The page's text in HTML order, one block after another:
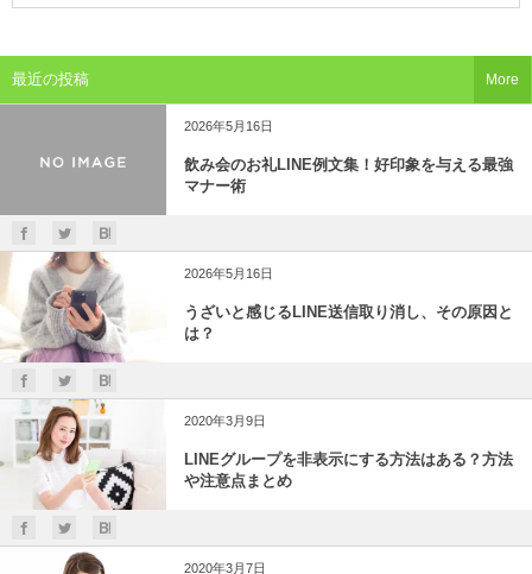
最近の投稿
2026年5月16日
飲み会のお礼LINE例文集！好印象を与える最強
マナー術
2026年5月16日
うざいと感じるLINE送信取り消し、その原因と
は？
2020年3月9日
LINEグループを非表示にする方法はある？方法
や注意点まとめ
2020年3月7日
More